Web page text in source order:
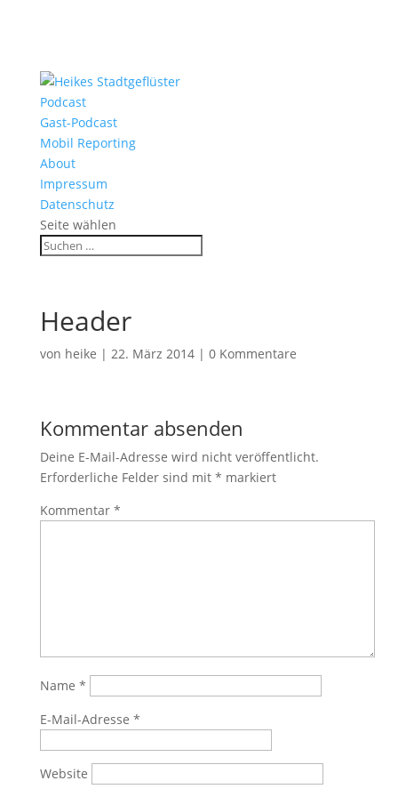
Podcast
Gast-Podcast
Mobil Reporting
About
Impressum
Datenschutz
Seite wählen
Header
von heike | 22. März 2014| 0 Kommentare
Kommentar absenden
Deine E-Mail-Adresse wird nicht veröffentlicht.
Erforderliche Felder sind mit * markiert
Kommentar *
Name *
E-Mail-Adresse *
Website